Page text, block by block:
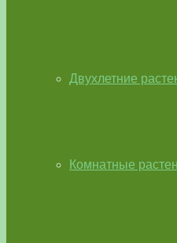
Двухлетние
Комнатные